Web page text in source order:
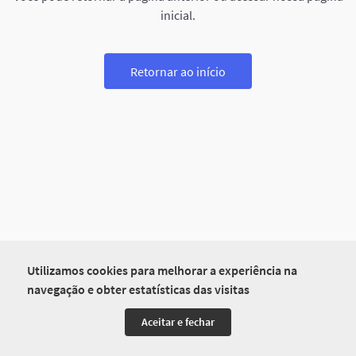
Utilizamos cookies para melhorar a experiência na
navegação e obter estatísticas das visitas
Aceitar e fechar
inicial.
Retornar ao início